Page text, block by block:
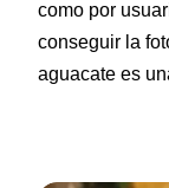
como por
conseguir la
aguacate es